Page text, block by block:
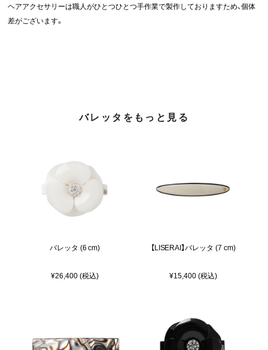
ヘアアクセサリーは職人がひとつひとつ手作業で製作しておりますため、個体
差がございます。
バレッタをもっと見る
バレッタ (6 cm)
¥26,400 (税込)
【LISERAI】バレッタ (7 cm)
¥15,400 (税込)